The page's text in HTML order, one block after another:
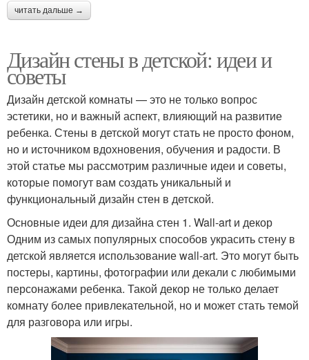
читать дальше →
Дизайн стены в детской: идеи и
советы
Дизайн детской комнаты — это не только вопрос
эстетики, но и важный аспект, влияющий на развитие
ребенка. Стены в детской могут стать не просто фоном,
но и источником вдохновения, обучения и радости. В
этой статье мы рассмотрим различные идеи и советы,
которые помогут вам создать уникальный и
функциональный дизайн стен в детской.
Основные идеи для дизайна стен 1. Wall-art и декор
Одним из самых популярных способов украсить стену в
детской является использование wall-art. Это могут быть
постеры, картины, фотографии или декали с любимыми
персонажами ребенка. Такой декор не только делает
комнату более привлекательной, но и может стать темой
для разговора или игры.